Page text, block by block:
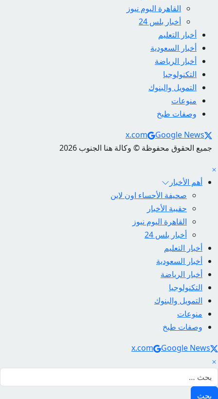
القاهرة اليوم نيوز
أخبار بلس 24
أخبار التعليم
أخبار السعودية
أخبار الرياضة
التكنولوجيا
التمويل والبنوك
منوعات
وصفات طبخ
Social Links
x.com
Google News
جميع الحقوق محفوظة © وكالة هنا الجنوب 2026
أهم الأخبار
صحيفة الأحساء اون لاين
حقيبة الأخبار
القاهرة اليوم نيوز
أخبار بلس 24
أخبار التعليم
أخبار السعودية
أخبار الرياضة
التكنولوجيا
التمويل والبنوك
منوعات
وصفات طبخ
Social Links
x.com Google News
البحث عن: